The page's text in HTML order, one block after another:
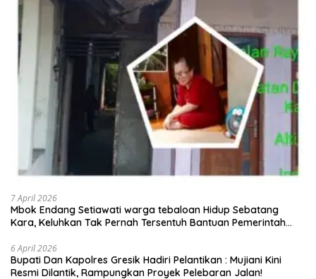
7 April 2026
Mbok Endang Setiawati warga tebaloan Hidup Sebatang
Kara, Keluhkan Tak Pernah Tersentuh Bantuan Pemerintah
6 April 2026
​Bupati Dan Kapolres Gresik Hadiri Pelantikan : Mujiani Kini
Resmi Dilantik, Rampungkan Proyek Pelebaran Jalan!